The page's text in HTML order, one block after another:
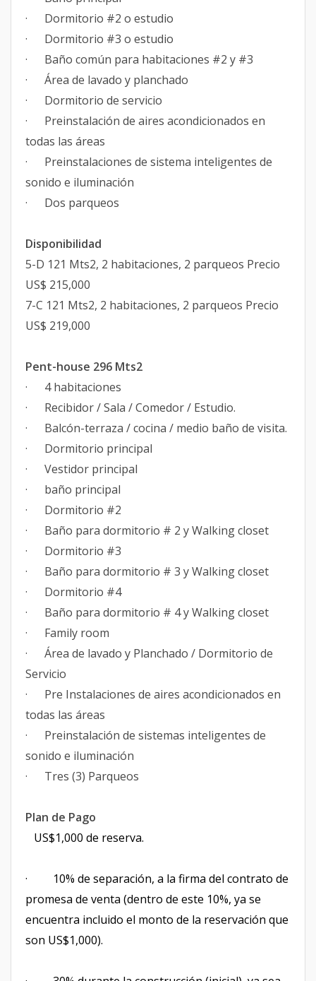
· Dormitorio #2 o estudio
· Dormitorio #3 o estudio
· Baño común para habitaciones #2 y #3
· Área de lavado y planchado
· Dormitorio de servicio
· Preinstalación de aires acondicionados en
todas las áreas
· Preinstalaciones de sistema inteligentes de
sonido e iluminación
· Dos parqueos
Disponibilidad
5-D 121 Mts2, 2 habitaciones, 2 parqueos Precio
US$ 215,000
7-C 121 Mts2, 2 habitaciones, 2 parqueos Precio
US$ 219,000
Pent-house 296 Mts2
· 4 habitaciones
· Recibidor / Sala / Comedor / Estudio.
· Balcón-terraza / cocina / medio baño de visita.
· Dormitorio principal
· Vestidor principal
· baño principal
· Dormitorio #2
· Baño para dormitorio # 2 y Walking closet
· Dormitorio #3
· Baño para dormitorio # 3 y Walking closet
· Dormitorio #4
· Baño para dormitorio # 4 y Walking closet
· Family room
· Área de lavado y Planchado / Dormitorio de
Servicio
· Pre Instalaciones de aires acondicionados en
todas las áreas
· Preinstalación de sistemas inteligentes de
sonido e iluminación
· Tres (3) Parqueos
Plan de Pago
US$1,000 de reserva.
· 10% de separación, a la firma del contrato de
promesa de venta (dentro de este 10%, ya se
encuentra incluido el monto de la reservación que
son US$1,000).